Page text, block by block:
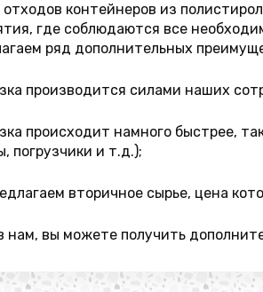
контейнеров из
где соблюдаются все
ряд дополнительных
производится силами наших
происходит намного быстрее,
погрузчики и т.д.);
вторичное сырье, цена
нам, вы можете получить